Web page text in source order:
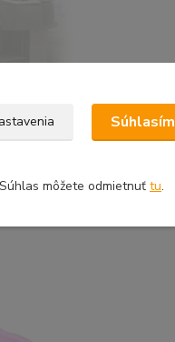
Súhlasím
Súhlas môžete odmietnuť tu.